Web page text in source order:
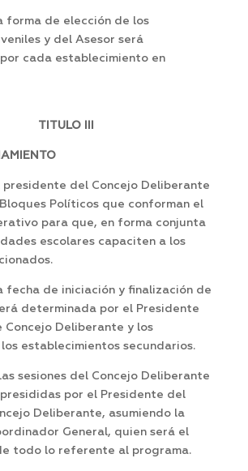
forma de elección de los
y del Asesor será
cada establecimiento en
TITULO III
del Concejo Deliberante
Políticos que conforman el
para que, en forma conjunta
escolares capaciten a los
fecha de iniciación y finalización de
determinada por el Presidente
Concejo Deliberante y los
establecimientos secundarios.
sesiones del Concejo Deliberante
por el Presidente del
Deliberante, asumiendo la
General, quien será el
todo lo referente al programa.